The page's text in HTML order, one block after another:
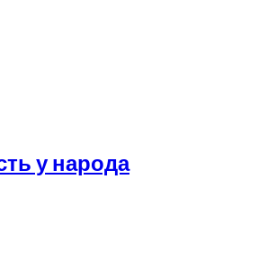
у народа